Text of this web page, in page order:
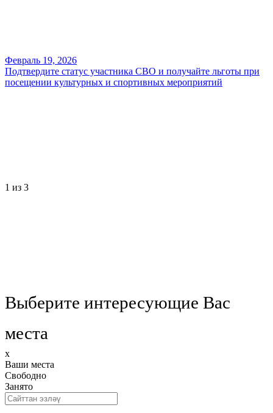
Февраль 19, 2026
Подтвердите статус участника СВО и получайте льготы при
посещении культурных и спортивных мероприятий
1 из 3
Выберите интересующие Вас
места
x
Ваши места
Свободно
Занято